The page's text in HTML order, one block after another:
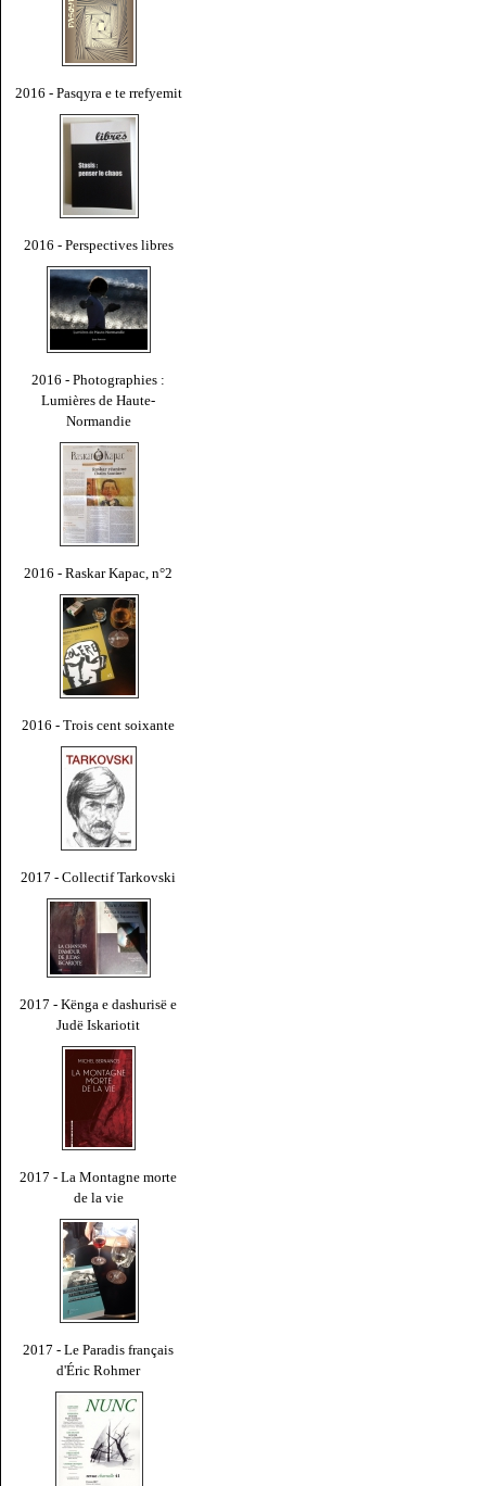
2016 - Pasqyra e te rrefyemit
2016 - Perspectives libres
2016 - Photographies :
Lumières de Haute-
Normandie
2016 - Raskar Kapac, n°2
2016 - Trois cent soixante
2017 - Collectif Tarkovski
2017 - Kënga e dashurisë e
Judë Iskariotit
2017 - La Montagne morte
de la vie
2017 - Le Paradis français
d'Éric Rohmer